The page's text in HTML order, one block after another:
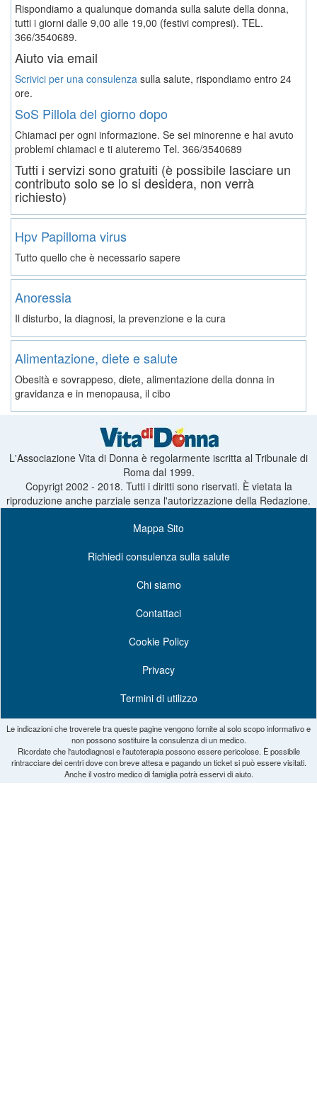
Rispondiamo a qualunque domanda sulla salute della donna,
tutti i giorni dalle 9,00 alle 19,00 (festivi compresi). TEL.
366/3540689.
Aiuto via email
Scrivici per una consulenza sulla salute, rispondiamo entro 24
ore.
SoS Pillola del giorno dopo
Chiamaci per ogni informazione. Se sei minorenne e hai avuto
problemi chiamaci e ti aiuteremo Tel. 366/3540689
Tutti i servizi sono gratuiti (è possibile lasciare un
contributo solo se lo si desidera, non verrà
richiesto)
Hpv Papilloma virus
Tutto quello che è necessario sapere
Anoressia
Il disturbo, la diagnosi, la prevenzione e la cura
Alimentazione, diete e salute
Obesità e sovrappeso, diete, alimentazione della donna in
gravidanza e in menopausa, il cibo
L'Associazione Vita di Donna è regolarmente iscritta al Tribunale di
Roma dal 1999.
Copyrigt 2002 - 2018. Tutti i diritti sono riservati. È vietata la
riproduzione anche parziale senza l'autorizzazione della Redazione.
Mappa Sito
Richiedi consulenza sulla salute
Chi siamo
Contattaci
Cookie Policy
Privacy
Termini di utilizzo
Le indicazioni che troverete tra queste pagine vengono fornite al solo scopo informativo e
non possono sostituire la consulenza di un medico.
Ricordate che l'autodiagnosi e l'autoterapia possono essere pericolose. È possibile
rintracciare dei centri dove con breve attesa e pagando un ticket si può essere visitati.
Anche il vostro medico di famiglia potrà esservi di aiuto.